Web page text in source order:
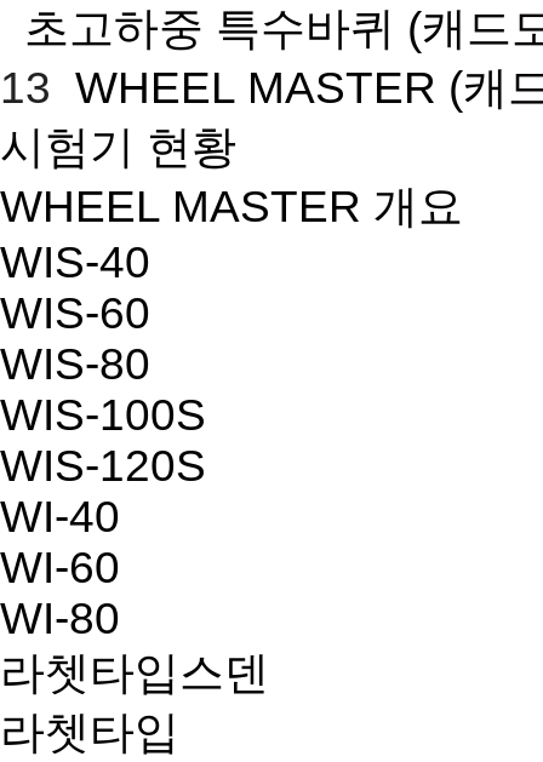
초고하중 특수바퀴 (캐드
13 WHEEL MASTER (캐
시험기 현황
WHEEL MASTER 개요
WIS-40
WIS-60
WIS-80
WIS-100S
WIS-120S
WI-40
WI-60
WI-80
라쳇타입스덴
라쳇타입